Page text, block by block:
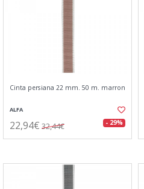
Cinta persiana 22 mm. 50 m. marron
ALFA
22,94€ 32,44€ - 29%